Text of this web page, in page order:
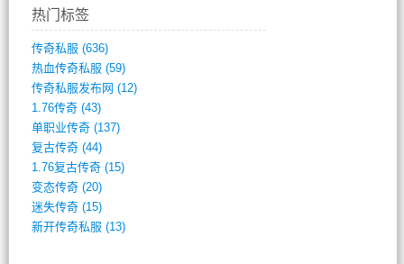
热门标签
传奇私服 (636)
热血传奇私服 (59)
传奇私服发布网 (12)
1.76传奇(43)
单职业传奇(137)
复古传奇(44)
1.76复古传奇(15)
变态传奇(20)
迷失传奇(15)
新开传奇私服 (13)